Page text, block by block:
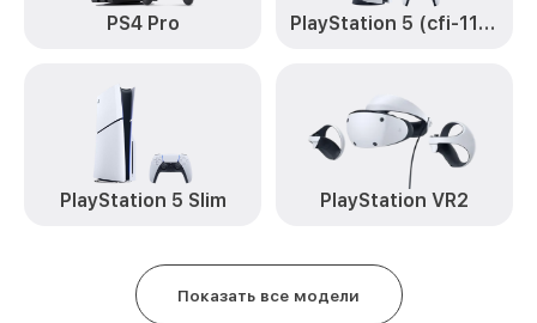
PS4 Pro PlayStation 5 (cfi-1100a)
PlayStation 5 Slim PlayStation VR2
Показать все модели